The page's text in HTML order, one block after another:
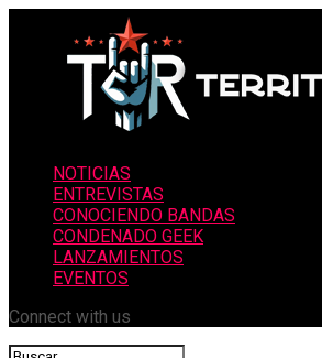
NOTICIAS
ENTREVISTAS
CONOCIENDO BANDAS
CONDENADO GEEK
LANZAMIENTOS
EVENTOS
Connect with us